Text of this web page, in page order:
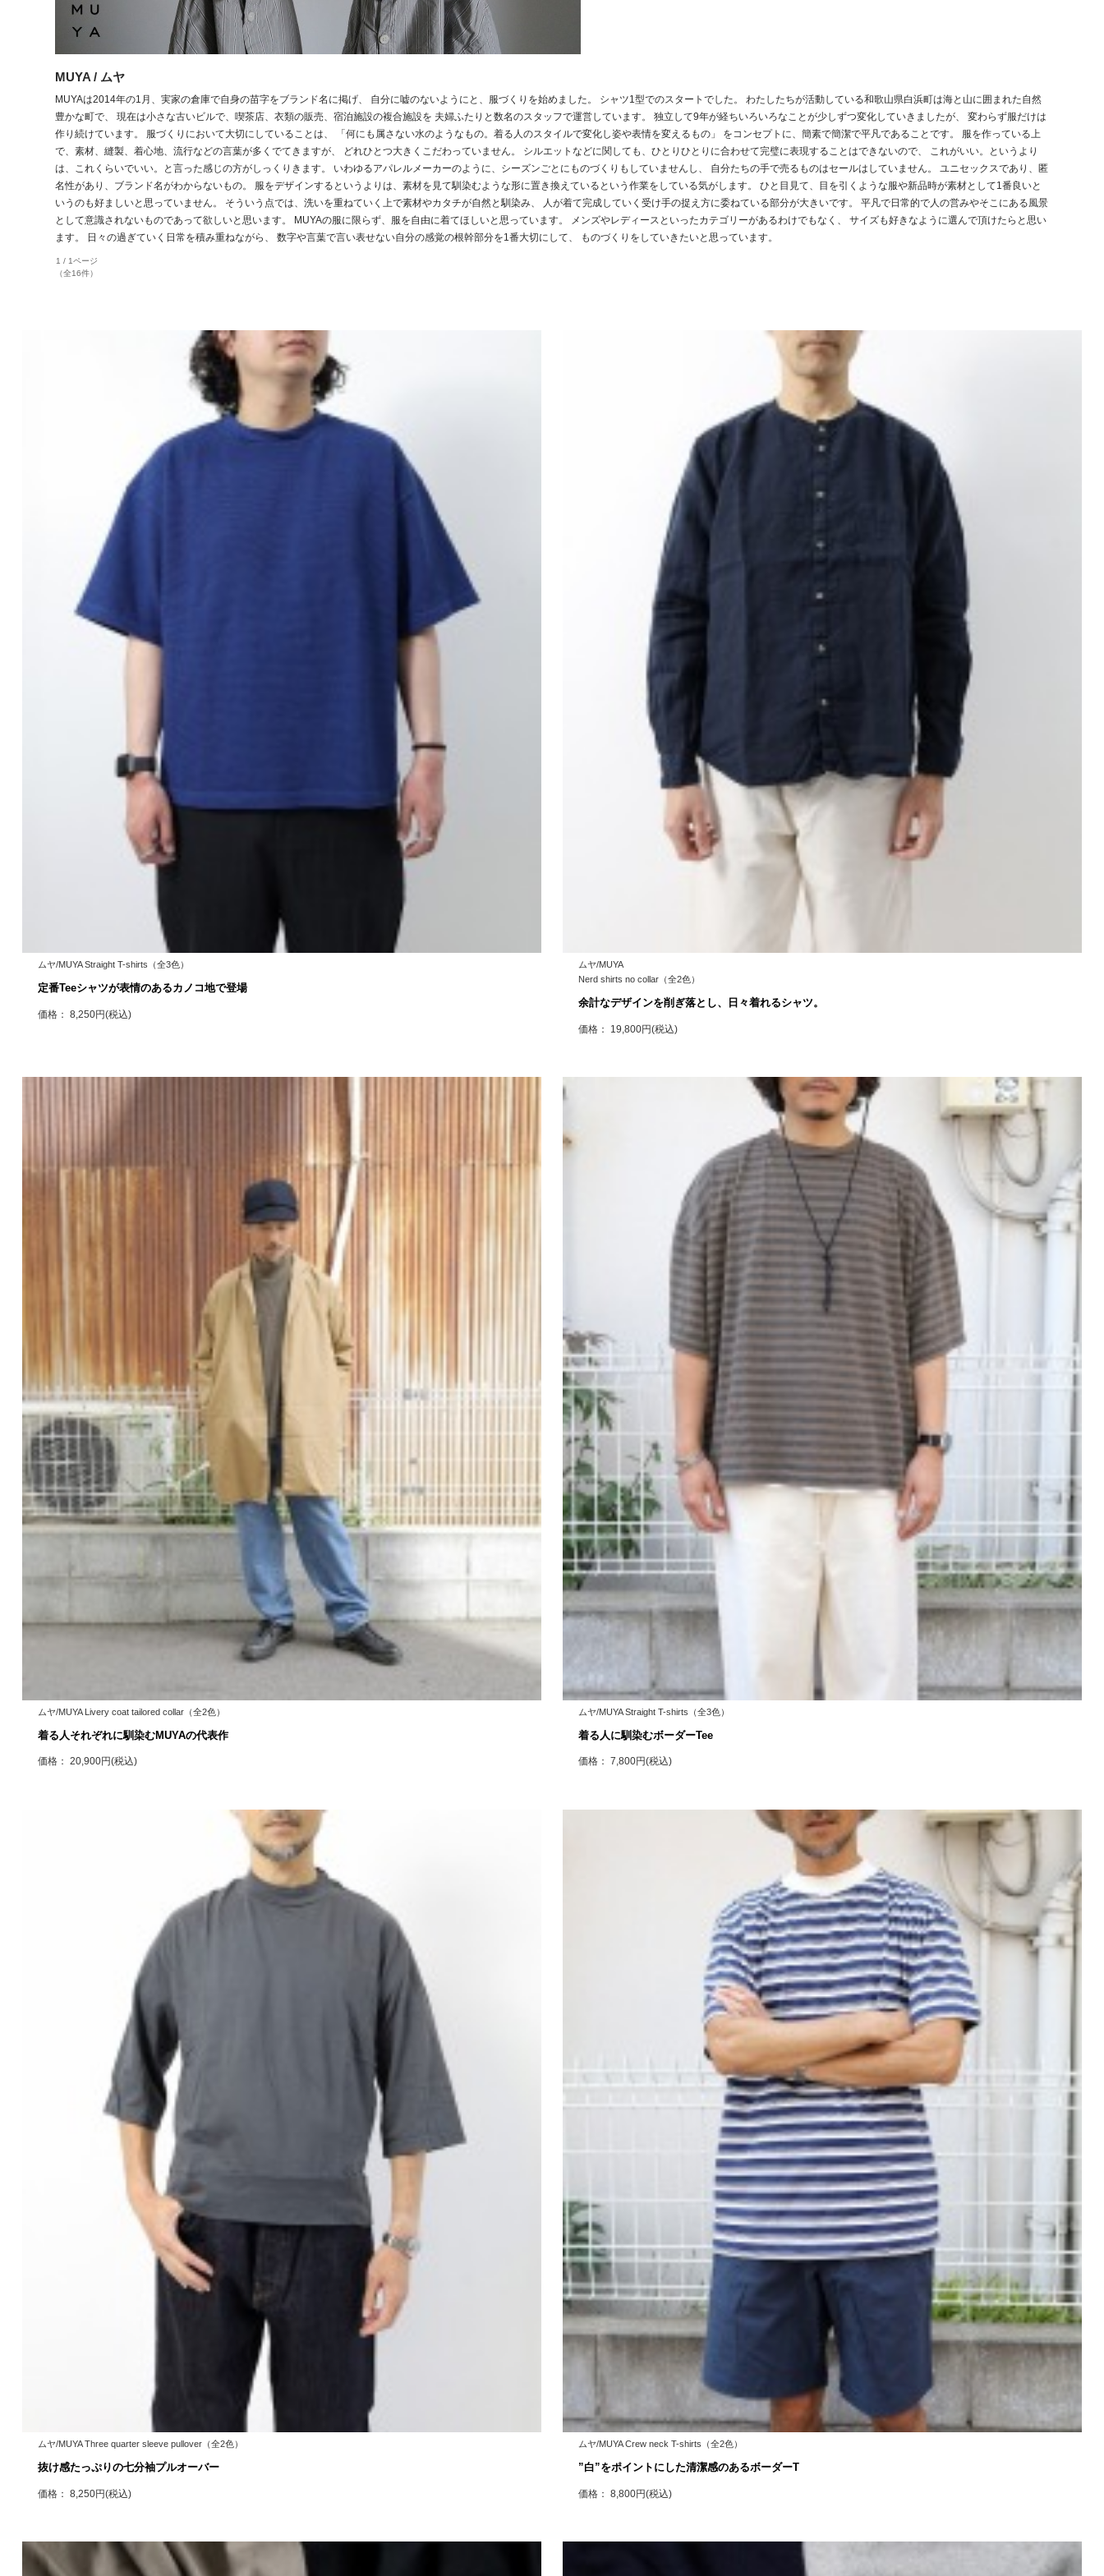
MUYA / ムヤ
MUYAは2014年の1月、実家の倉庫で自身の苗字をブランド名に掲げ、 自分に嘘のないようにと、服づくりを始めました。 シャツ1型でのスタートでした。 わたしたちが活動している和歌山県白浜町は海と山に囲まれた自然
豊かな町で、 現在は小さな古いビルで、喫茶店、衣類の販売、宿泊施設の複合施設を 夫婦ふたりと数名のスタッフで運営しています。 独立して9年が経ちいろいろなことが少しずつ変化していきましたが、 変わらず服だけは
作り続けています。 服づくりにおいて大切にしていることは、 「何にも属さない水のようなもの。着る人のスタイルで変化し姿や表情を変えるもの」 をコンセプトに、簡素で簡潔で平凡であることです。 服を作っている上
で、素材、縫製、着心地、流行などの言葉が多くでてきますが、 どれひとつ大きくこだわっていません。 シルエットなどに関しても、ひとりひとりに合わせて完璧に表現することはできないので、 これがいい。というより
は、これくらいでいい。と言った感じの方がしっくりきます。 いわゆるアパレルメーカーのように、シーズンごとにものづくりもしていませんし、 自分たちの手で売るものはセールはしていません。 ユニセックスであり、匿
名性があり、ブランド名がわからないもの。 服をデザインするというよりは、素材を見て馴染むような形に置き換えているという作業をしている気がします。 ひと目見て、目を引くような服や新品時が素材として1番良いと
いうのも好ましいと思っていません。 そういう点では、洗いを重ねていく上で素材やカタチが自然と馴染み、 人が着て完成していく受け手の捉え方に委ねている部分が大きいです。 平凡で日常的で人の営みやそこにある風景
として意識されないものであって欲しいと思います。 MUYAの服に限らず、服を自由に着てほしいと思っています。 メンズやレディースといったカテゴリーがあるわけでもなく、 サイズも好きなように選んで頂けたらと思い
ます。 日々の過ぎていく日常を積み重ねながら、 数字や言葉で言い表せない自分の感覚の根幹部分を1番大切にして、 ものづくりをしていきたいと思っています。
1 / 1ページ
（全16件）
ムヤ/MUYA Straight T-shirts（全3色）
定番Teeシャツが表情のあるカノコ地で登場
価格： 8,250円(税込)
ムヤ/MUYA
Nerd shirts no collar（全2色）
余計なデザインを削ぎ落とし、日々着れるシャツ。
価格： 19,800円(税込)
ムヤ/MUYA Livery coat tailored collar（全2色）
着る人それぞれに馴染むMUYAの代表作
価格： 20,900円(税込)
ムヤ/MUYA Straight T-shirts（全3色）
着る人に馴染むボーダーTee
価格： 7,800円(税込)
ムヤ/MUYA Three quarter sleeve pullover（全2色）
抜け感たっぷりの七分袖プルオーバー
価格： 8,250円(税込)
ムヤ/MUYA Crew neck T-shirts（全2色）
”白”をポイントにした清潔感のあるボーダーT
価格： 8,800円(税込)